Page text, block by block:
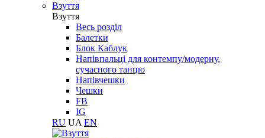
Взуття
Взуття
Весь розділ
Балетки
Блок Каблук
Напівпальці для контемпу/модерну,
сучасного танцю
Напівчешки
Чешки
FB
IG
RU UA EN